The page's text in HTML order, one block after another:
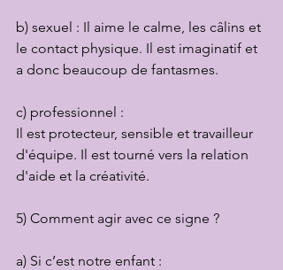
b) sexuel : Il aime le calme, les câlins et
le contact physique. Il est imaginatif et
a donc beaucoup de fantasmes.
c) professionnel :
Il est protecteur, sensible et travailleur
d'équipe. Il est tourné vers la relation
d'aide et la créativité.
5) Comment agir avec ce signe ?
a) Si c’est notre enfant :